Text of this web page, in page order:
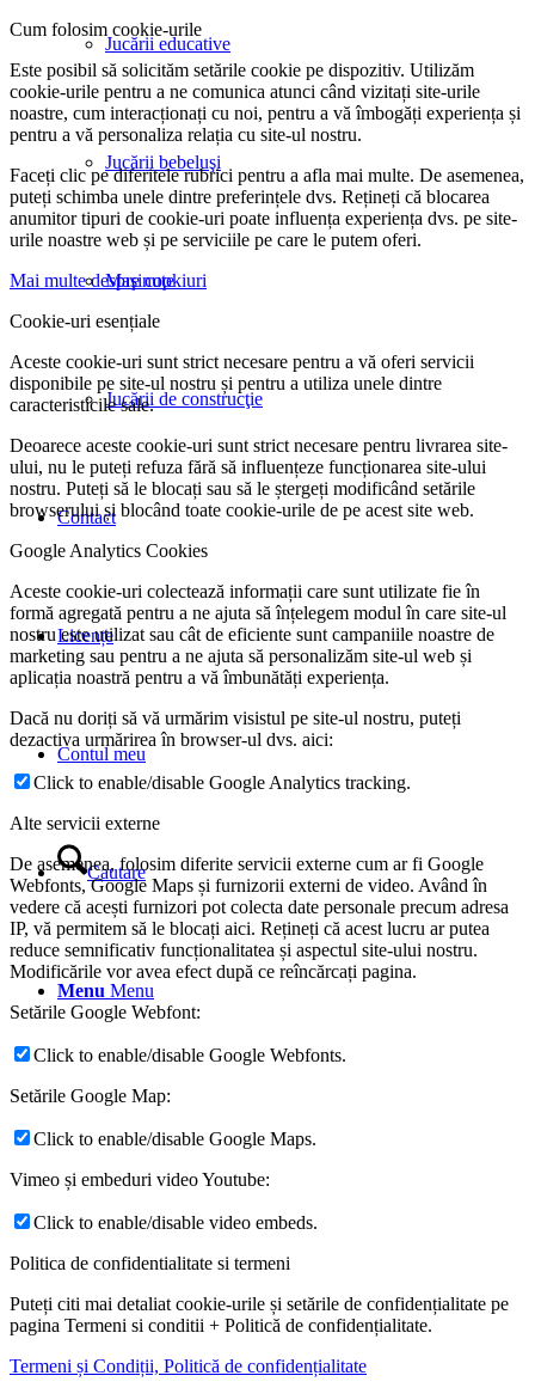
Jucării educative
Jucării bebeluşi
Maşinuţe
Jucării de construcţie
Contact
Licențe
Contul meu
Cautare
Menu Menu
Cum folosim cookie-urile
Este posibil să solicităm setările cookie pe dispozitiv. Utilizăm
cookie-urile pentru a ne comunica atunci când vizitați site-urile
noastre, cum interacționați cu noi, pentru a vă îmbogăți experiența și
pentru a vă personaliza relația cu site-ul nostru.
Faceți clic pe diferitele rubrici pentru a afla mai multe. De asemenea,
puteți schimba unele dintre preferințele dvs. Rețineți că blocarea
anumitor tipuri de cookie-uri poate influența experiența dvs. pe site-
urile noastre web și pe serviciile pe care le putem oferi.
Mai multe despre cookiuri
Cookie-uri esențiale
Aceste cookie-uri sunt strict necesare pentru a vă oferi servicii
disponibile pe site-ul nostru și pentru a utiliza unele dintre
caracteristicile sale.
Deoarece aceste cookie-uri sunt strict necesare pentru livrarea site-
ului, nu le puteți refuza fără să influențeze funcționarea site-ului
nostru. Puteți să le blocați sau să le ștergeți modificând setările
browserului și blocând toate cookie-urile de pe acest site web.
Google Analytics Cookies
Aceste cookie-uri colectează informații care sunt utilizate fie în
formă agregată pentru a ne ajuta să înțelegem modul în care site-ul
nostru este utilizat sau cât de eficiente sunt campaniile noastre de
marketing sau pentru a ne ajuta să personalizăm site-ul web și
aplicația noastră pentru a vă îmbunătăți experiența.
Dacă nu doriți să vă urmărim visistul pe site-ul nostru, puteți
dezactiva urmărirea în browser-ul dvs. aici:
Click to enable/disable Google Analytics tracking.
Alte servicii externe
De asemenea, folosim diferite servicii externe cum ar fi Google
Webfonts, Google Maps și furnizorii externi de video. Având în
vedere că acești furnizori pot colecta date personale precum adresa
IP, vă permitem să le blocați aici. Rețineți că acest lucru ar putea
reduce semnificativ funcționalitatea și aspectul site-ului nostru.
Modificările vor avea efect după ce reîncărcați pagina.
Setările Google Webfont:
Click to enable/disable Google Webfonts.
Setările Google Map:
Click to enable/disable Google Maps.
Vimeo și embeduri video Youtube:
Click to enable/disable video embeds.
Politica de confidentialitate si termeni
Puteți citi mai detaliat cookie-urile și setările de confidențialitate pe
pagina Termeni si conditii + Politică de confidențialitate.
Termeni și Condiții, Politică de confidențialitate